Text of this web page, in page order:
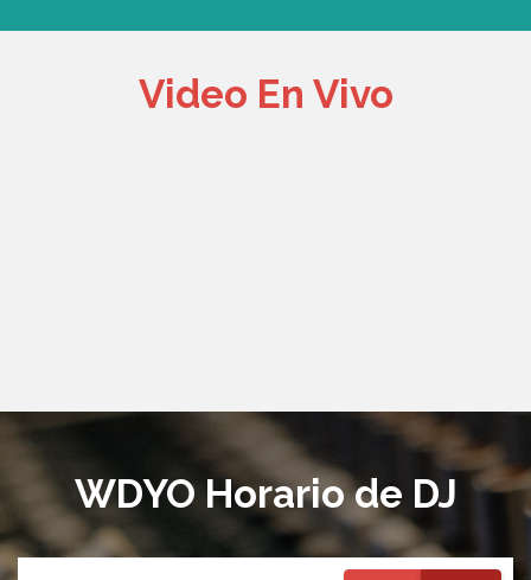
Video En Vivo
WDYO Horario de DJ